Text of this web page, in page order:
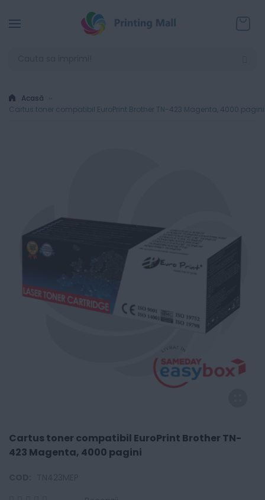
Acasă
Cartus toner compatibil EuroPrint Brother TN-423 Magenta, 4000 pagini
Cartus toner compatibil EuroPrint Brother TN-
423 Magenta, 4000 pagini